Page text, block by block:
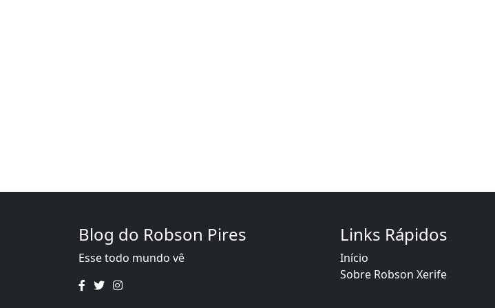
Blog do Robson Pires
Esse todo mundo vê
Links Rápidos
Início
Sobre Robson Xerife